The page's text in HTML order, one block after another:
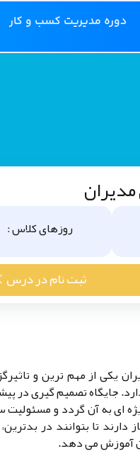
دوره مدیریت کسب و کار
روزهای کلاس :
ثبت نام در درس
یکی از مهم ترین و
جایگاه تصمیم گیری در
ای به آن گردد و مسئولیت
تا بتوانند در
آموزش می دهد.